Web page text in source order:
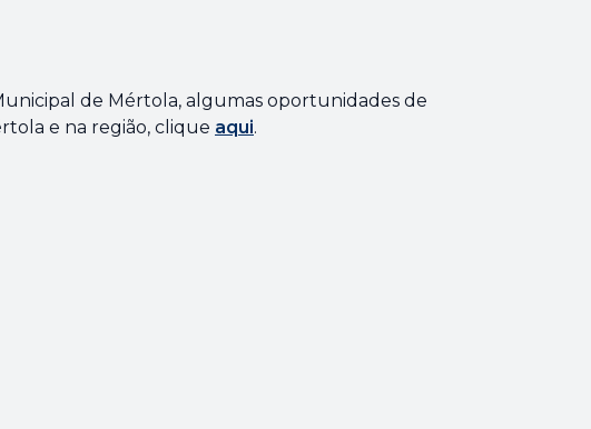
de Mértola, algumas oportunidades de
e na região, clique aqui.